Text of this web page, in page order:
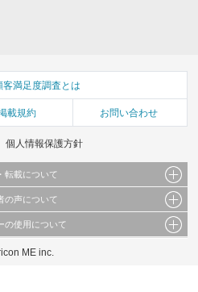
客満足度調査とは
載規約 お問い合わせ
個人情報保護方針
転載について
真、イラスト、画像データ等）及びこれらの配
・複製などの二次利用を行うことは固く禁じて
の声について
ビスの利用者が提出された見解・感想です。
ただいた上でご覧ください。
の使用について
ザーに合わせたコンテンツや広告の表示、ソー
ME inc.